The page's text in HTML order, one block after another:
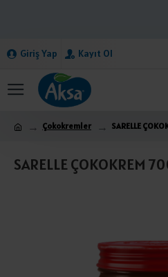
Giriş Yap Kayıt Ol
Çokokremler SARELLE
SARELLE ÇOKOKREM